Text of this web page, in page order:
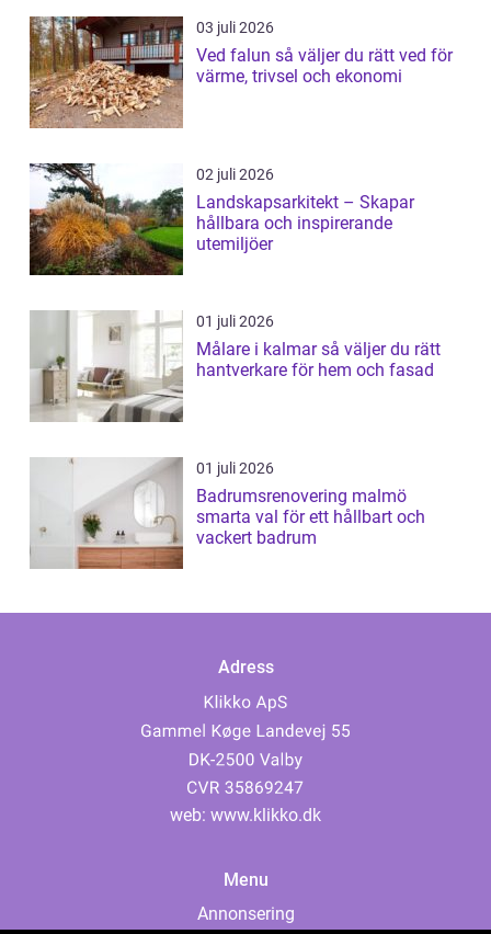
03 juli 2026
Ved falun så väljer du rätt ved för
värme, trivsel och ekonomi
02 juli 2026
Landskapsarkitekt – Skapar
hållbara och inspirerande
utemiljöer
01 juli 2026
Målare i kalmar så väljer du rätt
hantverkare för hem och fasad
01 juli 2026
Badrumsrenovering malmö
smarta val för ett hållbart och
vackert badrum
Adress
web: www.klikko.dk
Menu
Annonsering